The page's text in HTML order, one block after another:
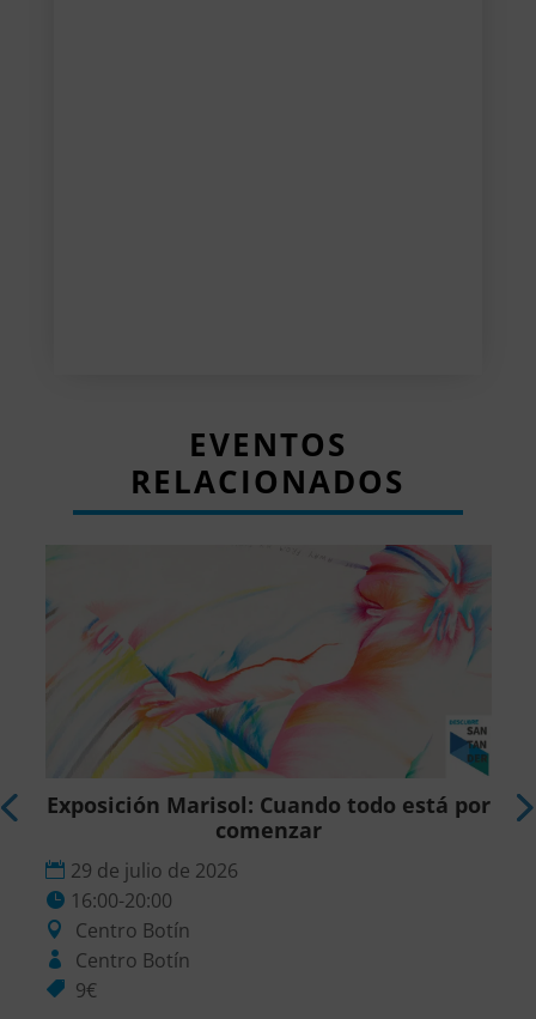
EVENTOS
RELACIONADOS
Exposición Marisol: Cuando todo está por
comenzar
29 de julio de 2026
16:00-20:00
Centro Botín
Centro Botín
9€